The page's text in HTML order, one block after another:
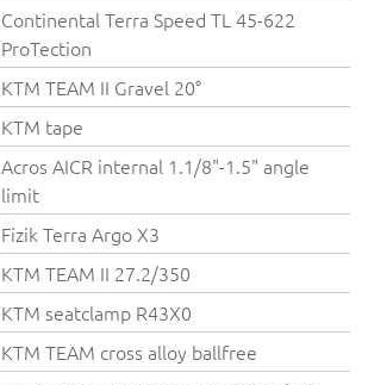
Continental Terra Speed TL 45-622
ProTection
KTM TEAM II Gravel 20°
KTM tape
Acros AICR internal 1.1/8"-1.5" angle
limit
Fizik Terra Argo X3
KTM TEAM II 27.2/350
KTM seatclamp R43X0
KTM TEAM cross alloy ballfree